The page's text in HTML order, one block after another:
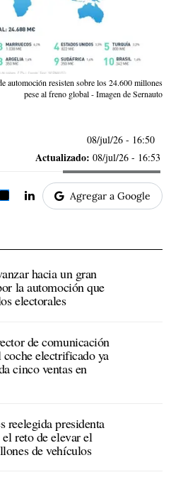
automoción resisten sobre los 24.600 millones
pese al freno global - Imagen de Sernauto
08/jul/26 - 16:50
Actualizado: 08/jul/26 - 16:53
Agregar a Google
hacia un gran
la automoción que
electorales
de comunicación
electrificado ya
cinco ventas en
reelegida presidenta
reto de elevar el
de vehículos